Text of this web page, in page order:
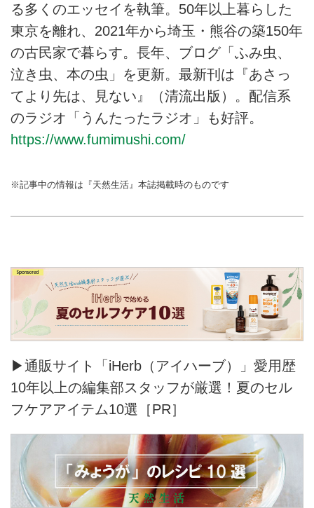
る多くのエッセイを執筆。50年以上暮らした
東京を離れ、2021年から埼玉・熊谷の築150年
の古民家で暮らす。長年、ブログ「ふみ虫、
泣き虫、本の虫」を更新。最新刊は『あさっ
てより先は、見ない』（清流出版）。配信系
のラジオ「うんたったラジオ」も好評。
https://www.fumimushi.com/
※記事中の情報は『天然生活』本誌掲載時のものです
▶通販サイト「iHerb（アイハーブ）」愛用歴
10年以上の編集部スタッフが厳選！夏のセル
フケアアイテム10選［PR］